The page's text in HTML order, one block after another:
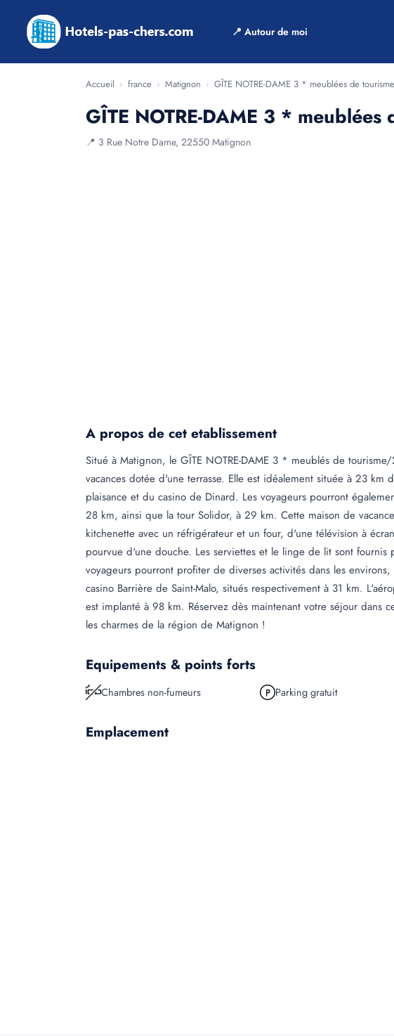
📍 Autour de moi
Accueil › france › Matignon › GÎTE NOTRE-DAME 3 * meublées de
GÎTE NOTRE-DAME 3 *
📍 3 Rue Notre Dame, 22550 Matignon
A propos de cet etablissement
Situé à Matignon, le GÎTE NOTRE-DAME 3 * meublés de
vacances dotée d'une terrasse. Elle est idéalement située à 23
plaisance et du casino de Dinard. Les voyageurs pourront
28 km, ainsi que la tour Solidor, à 29 km. Cette maison de
kitchenette avec un réfrigérateur et un four, d'une télévision à
pourvue d'une douche. Les serviettes et le linge de lit sont fournis
voyageurs pourront profiter de diverses activités dans les
casino Barrière de Saint-Malo, situés respectivement à 31 km.
est implanté à 98 km. Réservez dès maintenant votre séjour
les charmes de la région de Matignon !
Equipements & points forts
Chambres non-fumeurs Parking gratuit
Emplacement